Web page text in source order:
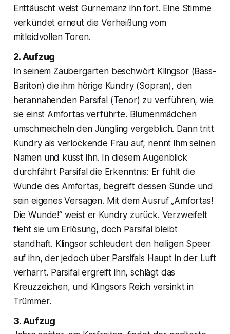
Enttäuscht weist Gurnemanz ihn fort. Eine Stimme
verkündet erneut die Verheißung vom
mitleidvollen Toren.
2. Aufzug
In seinem Zaubergarten beschwört Klingsor (Bass-
Bariton) die ihm hörige Kundry (Sopran), den
herannahenden Parsifal (Tenor) zu verführen, wie
sie einst Amfortas verführte. Blumenmädchen
umschmeicheln den Jüngling vergeblich. Dann tritt
Kundry als verlockende Frau auf, nennt ihm seinen
Namen und küsst ihn. In diesem Augenblick
durchfährt Parsifal die Erkenntnis: Er fühlt die
Wunde des Amfortas, begreift dessen Sünde und
sein eigenes Versagen. Mit dem Ausruf „Amfortas!
Die Wunde!“ weist er Kundry zurück. Verzweifelt
fleht sie um Erlösung, doch Parsifal bleibt
standhaft. Klingsor schleudert den heiligen Speer
auf ihn, der jedoch über Parsifals Haupt in der Luft
verharrt. Parsifal ergreift ihn, schlägt das
Kreuzzeichen, und Klingsors Reich versinkt in
Trümmer.
3. Aufzug